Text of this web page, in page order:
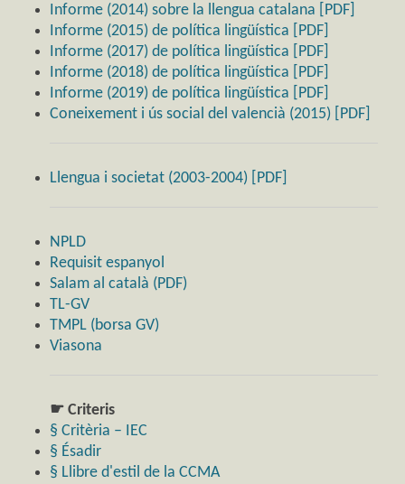
Informe (2014) sobre la llengua catalana [PDF]
Informe (2015) de política lingüística [PDF]
Informe (2017) de política lingüística [PDF]
Informe (2018) de política lingüística [PDF]
Informe (2019) de política lingüística [PDF]
Coneixement i ús social del valencià (2015) [PDF]
Llengua i societat (2003-2004) [PDF]
NPLD
Requisit espanyol
Salam al català (PDF)
TL-GV
TMPL (borsa GV)
Viasona
☛ Criteris
§ Critèria – IEC
§ Ésadir
§ Llibre d'estil de la CCMA